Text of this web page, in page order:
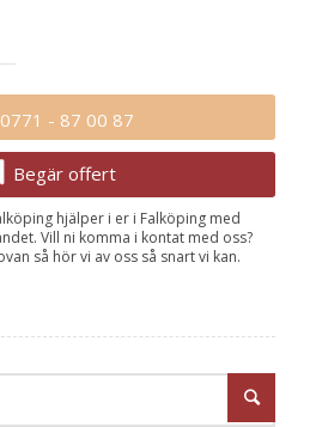
0771 - 87 00 87
Begär offert
hjälper i er i Falköping med
Vill ni komma i kontat med oss?
så hör vi av oss så snart vi kan.